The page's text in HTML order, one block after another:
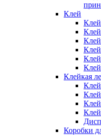
Клей
Клейкая
Коробки